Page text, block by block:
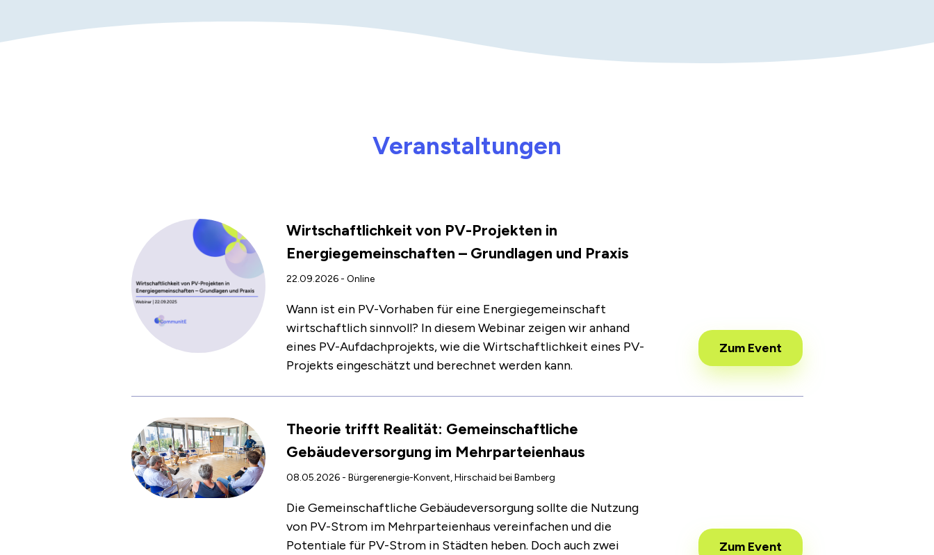
Veranstaltungen
Wirtschaftlichkeit von PV-Projekten in
Energiegemeinschaften – Grundlagen und Praxis
22.09.2026 - Online
Wann ist ein PV-Vorhaben für eine Energiegemeinschaft
wirtschaftlich sinnvoll? In diesem Webinar zeigen wir anhand
eines PV-Aufdachprojekts, wie die Wirtschaftlichkeit eines PV-
Projekts eingeschätzt und berechnet werden kann.
Zum Event
Theorie trifft Realität: Gemeinschaftliche
Gebäudeversorgung im Mehrparteienhaus
08.05.2026 - Bürgerenergie-Konvent, Hirschaid bei Bamberg
Die Gemeinschaftliche Gebäudeversorgung sollte die Nutzung
von PV-Strom im Mehrparteienhaus vereinfachen und die
Potentiale für PV-Strom in Städten heben. Doch auch zwei
Zum Event